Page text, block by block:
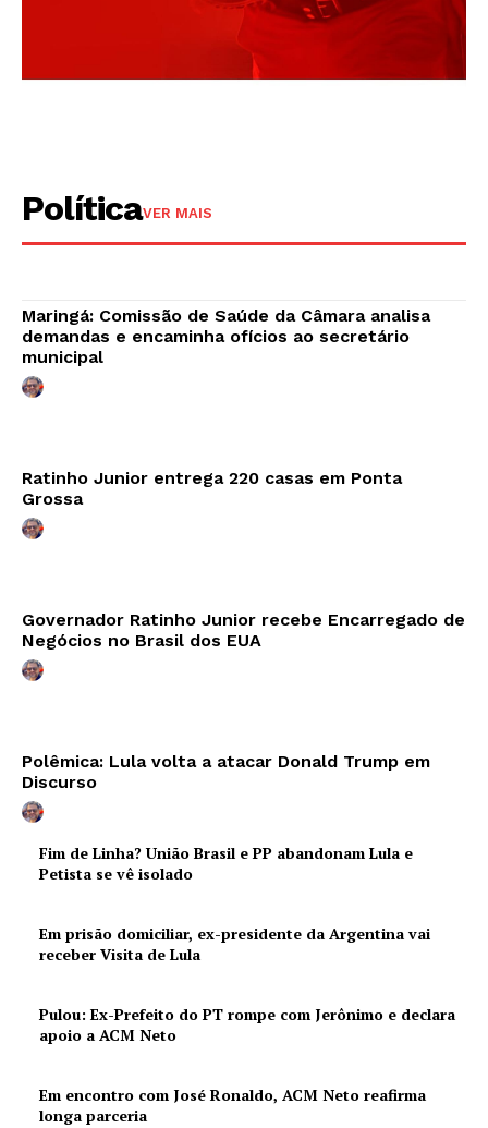
PolíticaVER MAIS
Maringá: Comissão de Saúde da Câmara analisa
demandas e encaminha ofícios ao secretário
municipal
Ratinho Junior entrega 220 casas em Ponta
Grossa
Governador Ratinho Junior recebe Encarregado de
Negócios no Brasil dos EUA
Polêmica: Lula volta a atacar Donald Trump em
Discurso
Fim de Linha? União Brasil e PP abandonam Lula e
Petista se vê isolado
Em prisão domiciliar, ex-presidente da Argentina vai
receber Visita de Lula
Pulou: Ex-Prefeito do PT rompe com Jerônimo e declara
apoio a ACM Neto
Em encontro com José Ronaldo, ACM Neto reafirma
longa parceria